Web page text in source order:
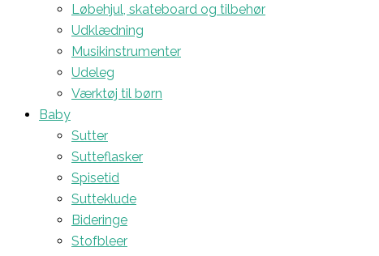
Løbehjul, skateboard og tilbehør
Udklædning
Musikinstrumenter
Udeleg
Værktøj til børn
Baby
Sutter
Sutteflasker
Spisetid
Sutteklude
Bideringe
Stofbleer